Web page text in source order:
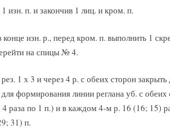
изн. п. и закончив 1 лиц. и кром. п.
изн. р., перед кром. п. выполнить 1
на спицы № 4.
1 х 3 и через 4 р. с обеих сторон
формирования линии реглана уб. с
раза по 1 п.) и в каждом 4-м р. 16 (16; 15)
31) п.